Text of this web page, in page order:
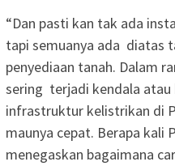
“Dan pasti kan tak ada
tapi semuanya ada diatas
penyediaan tanah. Dalam
sering terjadi kendala
infrastruktur kelistrikan di
maunya cepat. Berapa kali
menegaskan bagaimana